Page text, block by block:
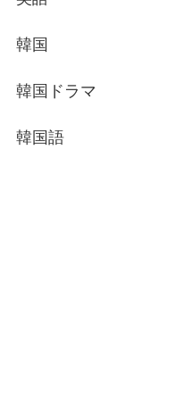
韓国
韓国ドラマ
韓国語